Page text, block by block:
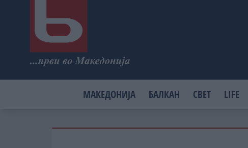
МАКЕДОНИЈА БАЛКАН СВЕТ LIFE